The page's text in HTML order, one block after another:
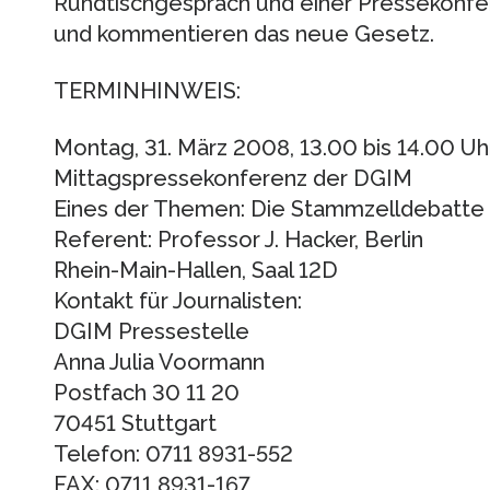
und kommentieren das neue Gesetz.
TERMINHINWEIS:
Montag, 31. März 2008, 13.00 bis 14.00
Mittagspressekonferenz der DGIM
Eines der Themen: Die Stammzelldebatte
Referent: Professor J. Hacker, Berlin
Rhein-Main-Hallen, Saal 12D
Kontakt für Journalisten:
DGIM Pressestelle
Anna Julia Voormann
Postfach 30 11 20
70451 Stuttgart
Telefon: 0711 8931-552